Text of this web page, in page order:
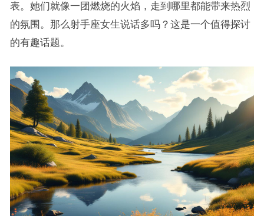
表。她们就像一团燃烧的火焰，走到哪里都能带来热烈
的氛围。那么射手座女生说话多吗？这是一个值得探讨
的有趣话题。